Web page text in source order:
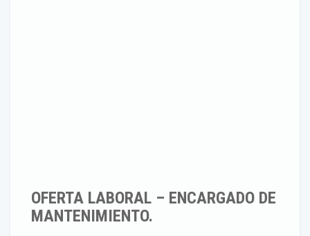
OFERTA LABORAL – ENCARGADO DE
MANTENIMIENTO.